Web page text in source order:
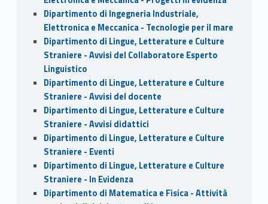
Dipartimento di Ingegneria Industriale,
Elettronica e Meccanica - Tecnologie per il mare
Dipartimento di Lingue, Letterature e Culture
Straniere - Avvisi del Collaboratore Esperto
Linguistico
Dipartimento di Lingue, Letterature e Culture
Straniere - Avvisi del docente
Dipartimento di Lingue, Letterature e Culture
Straniere - Avvisi didattici
Dipartimento di Lingue, Letterature e Culture
Straniere - Eventi
Dipartimento di Lingue, Letterature e Culture
Straniere - In Evidenza
Dipartimento di Matematica e Fisica - Attività